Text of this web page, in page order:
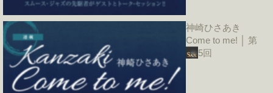
神崎ひさあき
Come to me! │ 第
5回